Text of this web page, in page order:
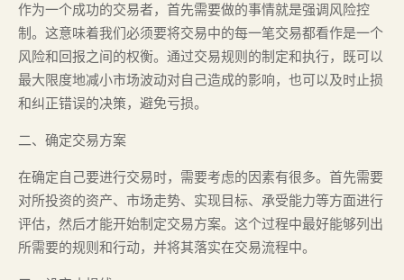
作为一个成功的交易者，首先需要做的事情就是强调风险控
制。这意味着我们必须要将交易中的每一笔交易都看作是一个
风险和回报之间的权衡。通过交易规则的制定和执行，既可以
最大限度地减小市场波动对自己造成的影响，也可以及时止损
和纠正错误的决策，避免亏损。
二、确定交易方案
在确定自己要进行交易时，需要考虑的因素有很多。首先需要
对所投资的资产、市场走势、实现目标、承受能力等方面进行
评估，然后才能开始制定交易方案。这个过程中最好能够列出
所需要的规则和行动，并将其落实在交易流程中。